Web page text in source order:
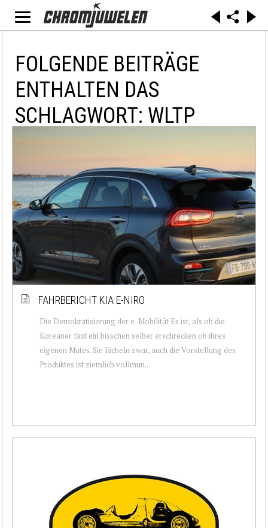
FOLGENDE BEITRÄGE
ENTHALTEN DAS
SCHLAGWORT: WLTP
FAHRBERICHT KIA E-NIRO
Die Demokratisierung der e-Mobilität Es ist, als ob die
Koreaner fast ein bisschen selber erschrecken ob ihres
eigenen Mutes. Sie lächeln zwar, auch die Vorstellung des
Produktes ist ziemlich vollmun...